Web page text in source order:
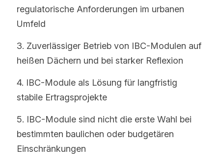
regulatorische Anforderungen im urbanen
Umfeld
3. Zuverlässiger Betrieb von IBC-Modulen auf
heißen Dächern und bei starker Reflexion
4. IBC-Module als Lösung für langfristig
stabile Ertragsprojekte
5. IBC-Module sind nicht die erste Wahl bei
bestimmten baulichen oder budgetären
Einschränkungen